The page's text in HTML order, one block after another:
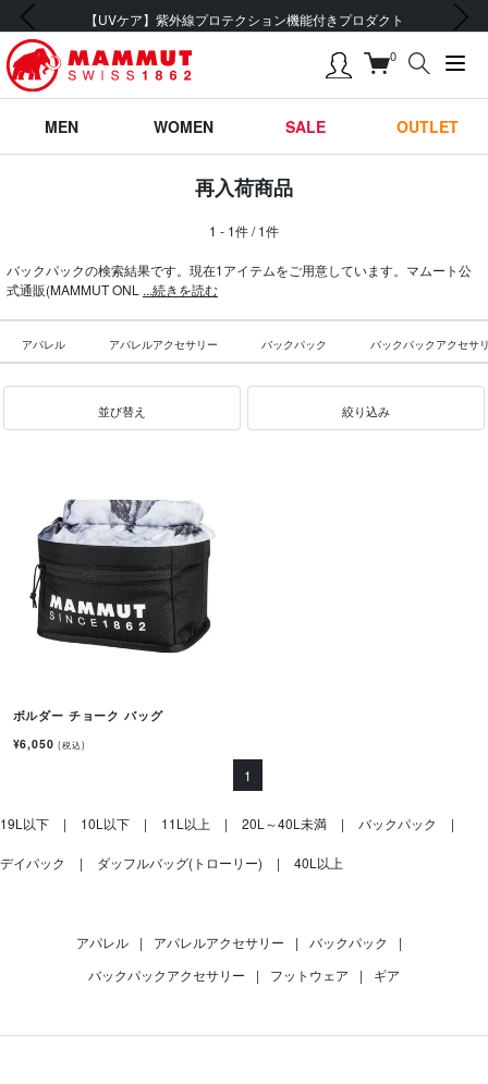
【UVケア】紫外線プロテクション機能付きプロダクト
前の画像 次の画像
0
MEN WOMEN SALE OUTLET
再入荷商品
1 - 1件 / 1件
バックパックの検索結果です。現在1アイテムをご用意しています。マムート公
式通販(MAMMUT ONL ...続きを読む
アパレル アパレルアクセサリー バックパック バックパックアクセサ
並び替え 絞り込み
ボルダー チョーク バッグ
¥6,050(税込)
1
19L以下 10L以下 11L以上 20L～40L未満 バックパック
デイパック ダッフルバッグ(トローリー) 40L以上
アパレル | アパレルアクセサリー | バックパック
|
バックパックアクセサリー
| フットウェア | ギア